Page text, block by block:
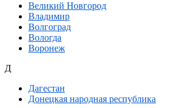
Великий Новгород
Владимир
Волгоград
Вологда
Воронеж
Д
Дагестан
Донецкая народная республика